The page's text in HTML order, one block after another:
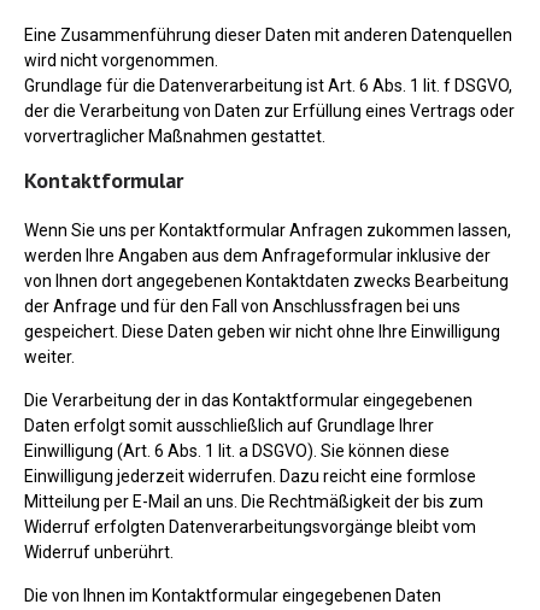
Eine Zusammenführung dieser Daten mit anderen Datenquellen
wird nicht vorgenommen.
Grundlage für die Datenverarbeitung ist Art. 6 Abs. 1 lit. f DSGVO,
der die Verarbeitung von Daten zur Erfüllung eines Vertrags oder
vorvertraglicher Maßnahmen gestattet.
Kontaktformular
Wenn Sie uns per Kontaktformular Anfragen zukommen lassen,
werden Ihre Angaben aus dem Anfrageformular inklusive der
von Ihnen dort angegebenen Kontaktdaten zwecks Bearbeitung
der Anfrage und für den Fall von Anschlussfragen bei uns
gespeichert. Diese Daten geben wir nicht ohne Ihre Einwilligung
weiter.
Die Verarbeitung der in das Kontaktformular eingegebenen
Daten erfolgt somit ausschließlich auf Grundlage Ihrer
Einwilligung (Art. 6 Abs. 1 lit. a DSGVO). Sie können diese
Einwilligung jederzeit widerrufen. Dazu reicht eine formlose
Mitteilung per E-Mail an uns. Die Rechtmäßigkeit der bis zum
Widerruf erfolgten Datenverarbeitungsvorgänge bleibt vom
Widerruf unberührt.
Die von Ihnen im Kontaktformular eingegebenen Daten